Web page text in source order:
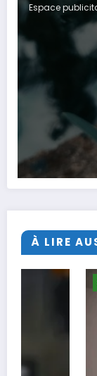
Espace
À LIRE